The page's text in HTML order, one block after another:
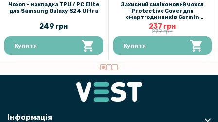
Чохол - накладка TPU / PC Elite
для Samsung Galaxy S24 Ultra
249 грн
Купити
Захисний силіконовий чохол
Protective Cover для
смартгодинників Garmin
Forerunner 255s
237 грн
279 грн
Купити
Інформація